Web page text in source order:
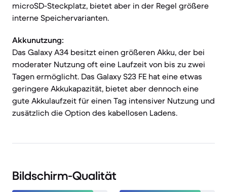
microSD-Steckplatz, bietet aber in der Regel größere
interne Speichervarianten.
Akkunutzung:
Das Galaxy A34 besitzt einen größeren Akku, der bei
moderater Nutzung oft eine Laufzeit von bis zu zwei
Tagen ermöglicht. Das Galaxy S23 FE hat eine etwas
geringere Akkukapazität, bietet aber dennoch eine
gute Akkulaufzeit für einen Tag intensiver Nutzung und
zusätzlich die Option des kabellosen Ladens.
Bildschirm-Qualität